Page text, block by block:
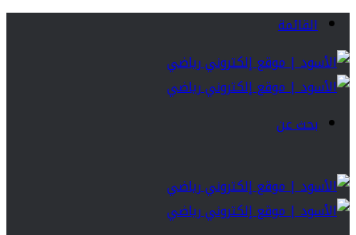
القائمة
بحث عن